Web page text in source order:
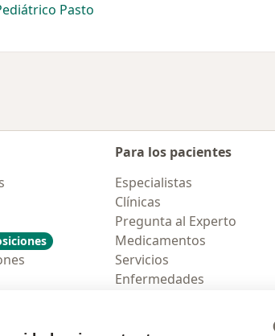
Pasto
Para los pacientes
Especialistas
Clínicas
Pregunta al Experto
Medicamentos
Servicios
Enfermedades